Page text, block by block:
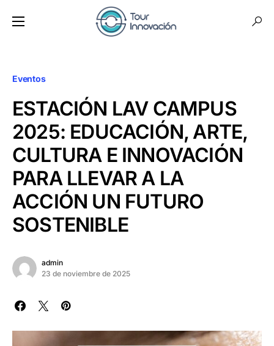
Eventos
ESTACIÓN LAV CAMPUS
2025: EDUCACIÓN, ARTE,
CULTURA E INNOVACIÓN
PARA LLEVAR A LA
ACCIÓN UN FUTURO
SOSTENIBLE
admin
23 de noviembre de 2025